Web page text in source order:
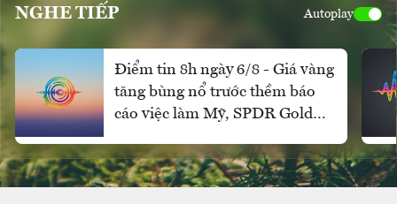
NGHE TIẾP Autoplay
Điểm tin 8h ngày 6/8 - Giá vàng
tăng bùng nổ trước thềm báo
cáo việc làm Mỹ, SPDR Gold